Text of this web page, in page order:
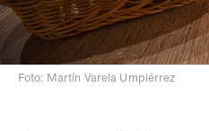
Foto: Martín Varela Umpiérrez